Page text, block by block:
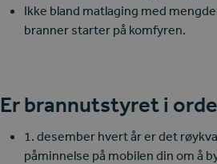
Ikke bland matlaging med
branner starter på komfyren.
Er brannutstyret i
1. desember hvert år er det
påminnelse på mobilen din om å